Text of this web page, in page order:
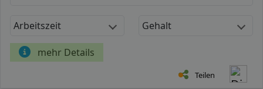
Arbeitszeit Gehalt
mehr Details
Teilen